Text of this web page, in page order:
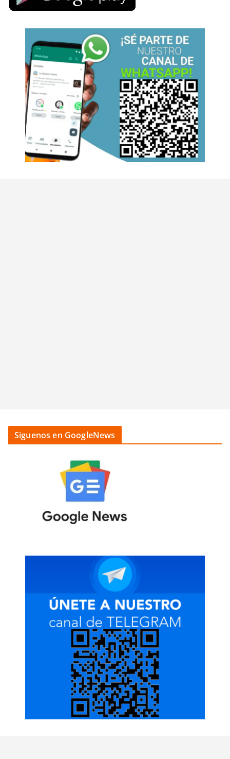
Siguenos en GoogleNews